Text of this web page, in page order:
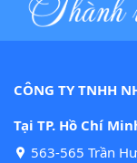
CÔNG TY TNHH
Tại TP. Hồ Chí
563-565 Trần